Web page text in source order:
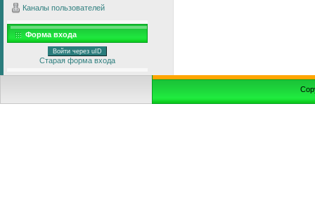
Каналы пользователей
Форма входа
Войти через uID
Старая форма входа